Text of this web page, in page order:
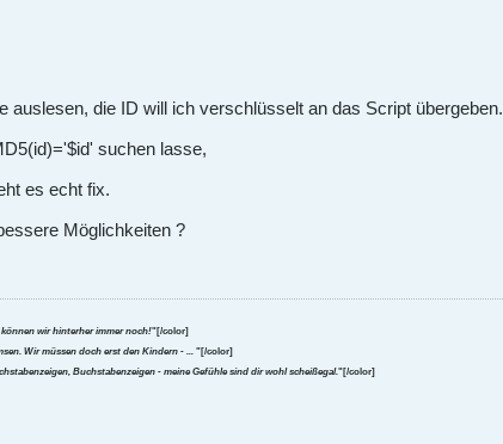
auslesen, die ID will ich verschlüsselt an das Script übergeben.
suchen lasse,
es echt fix.
Möglichkeiten ?
wir hinterher immer noch!"[/color]
Wir müssen doch erst den Kindern - ... "[/color]
Buchstabenzeigen - meine Gefühle sind dir wohl scheißegal."[/color]